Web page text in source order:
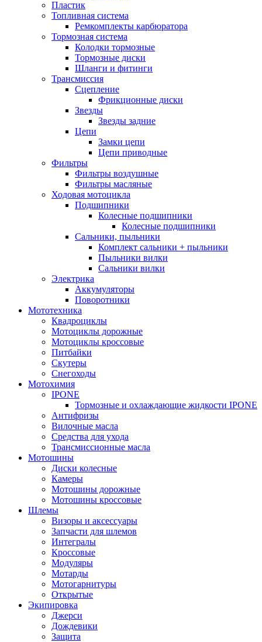
Пластик
Топливная система
Ремкомплекты карбюратора
Тормозная система
Колодки тормозные
Тормозные диски
Шланги и фитинги
Трансмиссия
Cцепление
Фрикционные диски
Звезды
Звезды задние
Цепи
Замки цепи
Цепи приводные
Фильтры
Фильтры воздушные
Фильтры масляные
Ходовая мотоцикла
Подшипники
Колесные подшипники
Колесные подшипники
Сальники, пыльники
Комплект сальники + пыльники
Пыльники вилки
Сальники вилки
Электрика
Аккумуляторы
Поворотники
Мототехника
Квадроциклы
Мотоциклы дорожные
Мотоциклы кроссовые
Питбайки
Скутеры
Снегоходы
Мотохимия
IPONE
Тормозные и охлаждающие жидкости IPONE
Антифризы
Вилочные масла
Средства для ухода
Трансмиссионные масла
Мотошины
Диски колесные
Камеры
Мотошины дорожные
Мотошины кроссовые
Шлемы
Визоры и аксессуары
Запчасти для шлемов
Интегралы
Кроссовые
Модуляры
Мотарды
Мотогарнитуры
Открытые
Экипировка
Джерси
Дождевики
Защита